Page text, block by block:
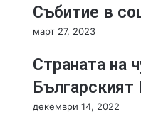
5
–
П
р
д
н
Събитие в
март 27, 2023
Страната на
Българският
декември 14, 2022